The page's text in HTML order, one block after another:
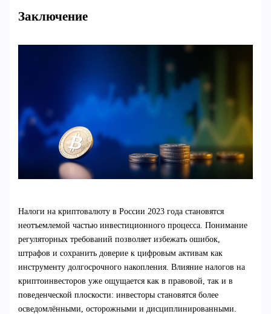
Заключение
Налоги на криптовалюту в России 2023 года становятся
неотъемлемой частью инвестиционного процесса. Понимание
регуляторных требований позволяет избежать ошибок,
штрафов и сохранить доверие к цифровым активам как
инструменту долгосрочного накопления. Влияние налогов на
криптоинвесторов уже ощущается как в правовой, так и в
поведенческой плоскости: инвесторы становятся более
осведомлёнными, осторожными и дисциплинированными.